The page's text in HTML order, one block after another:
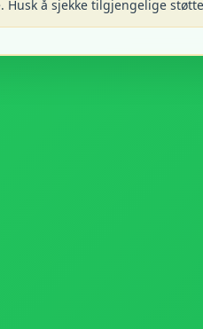
Husk å sjekke tilgjengelige